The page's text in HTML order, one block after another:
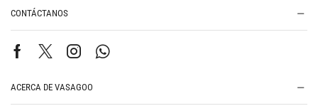
CONTÁCTANOS
ACERCA DE VASAGOO